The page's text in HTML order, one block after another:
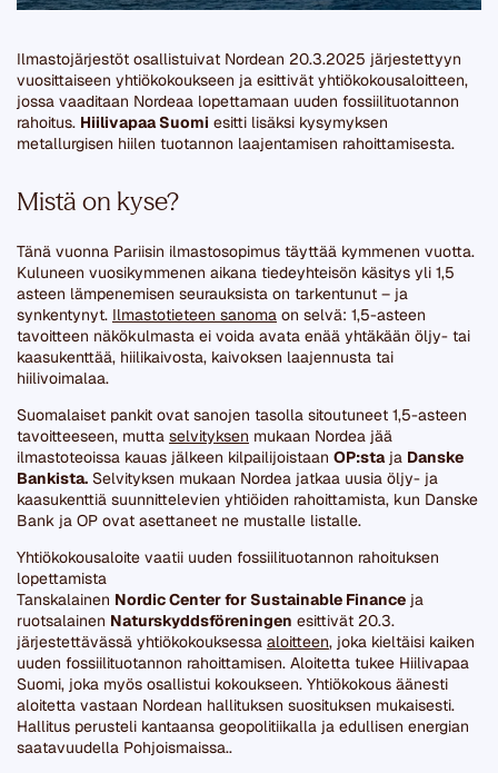
Ilmastojärjestöt osallistuivat Nordean 20.3.2025 järjestettyyn
vuosittaiseen yhtiökokoukseen ja esittivät yhtiökokousaloitteen,
jossa vaaditaan Nordeaa lopettamaan uuden fossiilituotannon
rahoitus. Hiilivapaa Suomi esitti lisäksi kysymyksen
metallurgisen hiilen tuotannon laajentamisen rahoittamisesta.
Mistä on kyse?
Tänä vuonna Pariisin ilmastosopimus täyttää kymmenen vuotta.
Kuluneen vuosikymmenen aikana tiedeyhteisön käsitys yli 1,5
asteen lämpenemisen seurauksista on tarkentunut – ja
synkentynyt. Ilmastotieteen sanoma on selvä: 1,5-asteen
tavoitteen näkökulmasta ei voida avata enää yhtäkään öljy- tai
kaasukenttää, hiilikaivosta, kaivoksen laajennusta tai
hiilivoimalaa.
Suomalaiset pankit ovat sanojen tasolla sitoutuneet 1,5-asteen
tavoitteeseen, mutta selvityksen mukaan Nordea jää
ilmastoteoissa kauas jälkeen kilpailijoistaan OP:staja Danske
Bankista. Selvityksen mukaan Nordea jatkaa uusia öljy- ja
kaasukenttiä suunnittelevien yhtiöiden rahoittamista, kun Danske
Bank ja OP ovat asettaneet ne mustalle listalle.
Yhtiökokousaloite vaatii uuden fossiilituotannon rahoituksen
lopettamista
Tanskalainen Nordic Center for Sustainable Finance ja
ruotsalainen Naturskyddsföreningen esittivät 20.3.
järjestettävässä yhtiökokouksessa aloitteen, joka kieltäisi kaiken
uuden fossiilituotannon rahoittamisen. Aloitetta tukee Hiilivapaa
Suomi, joka myös osallistui kokoukseen. Yhtiökokous äänesti
aloitetta vastaan Nordean hallituksen suosituksen mukaisesti.
Hallitus perusteli kantaansa geopolitiikalla ja edullisen energian
saatavuudella Pohjoismaissa..